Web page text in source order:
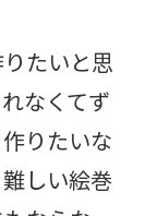
たいと思
なくてず
りたいな
しい絵巻